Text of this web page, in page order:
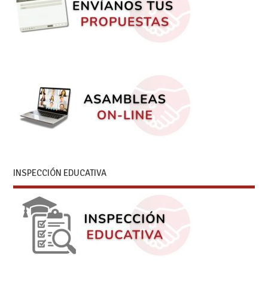
INSPECCIÓN EDUCATIVA